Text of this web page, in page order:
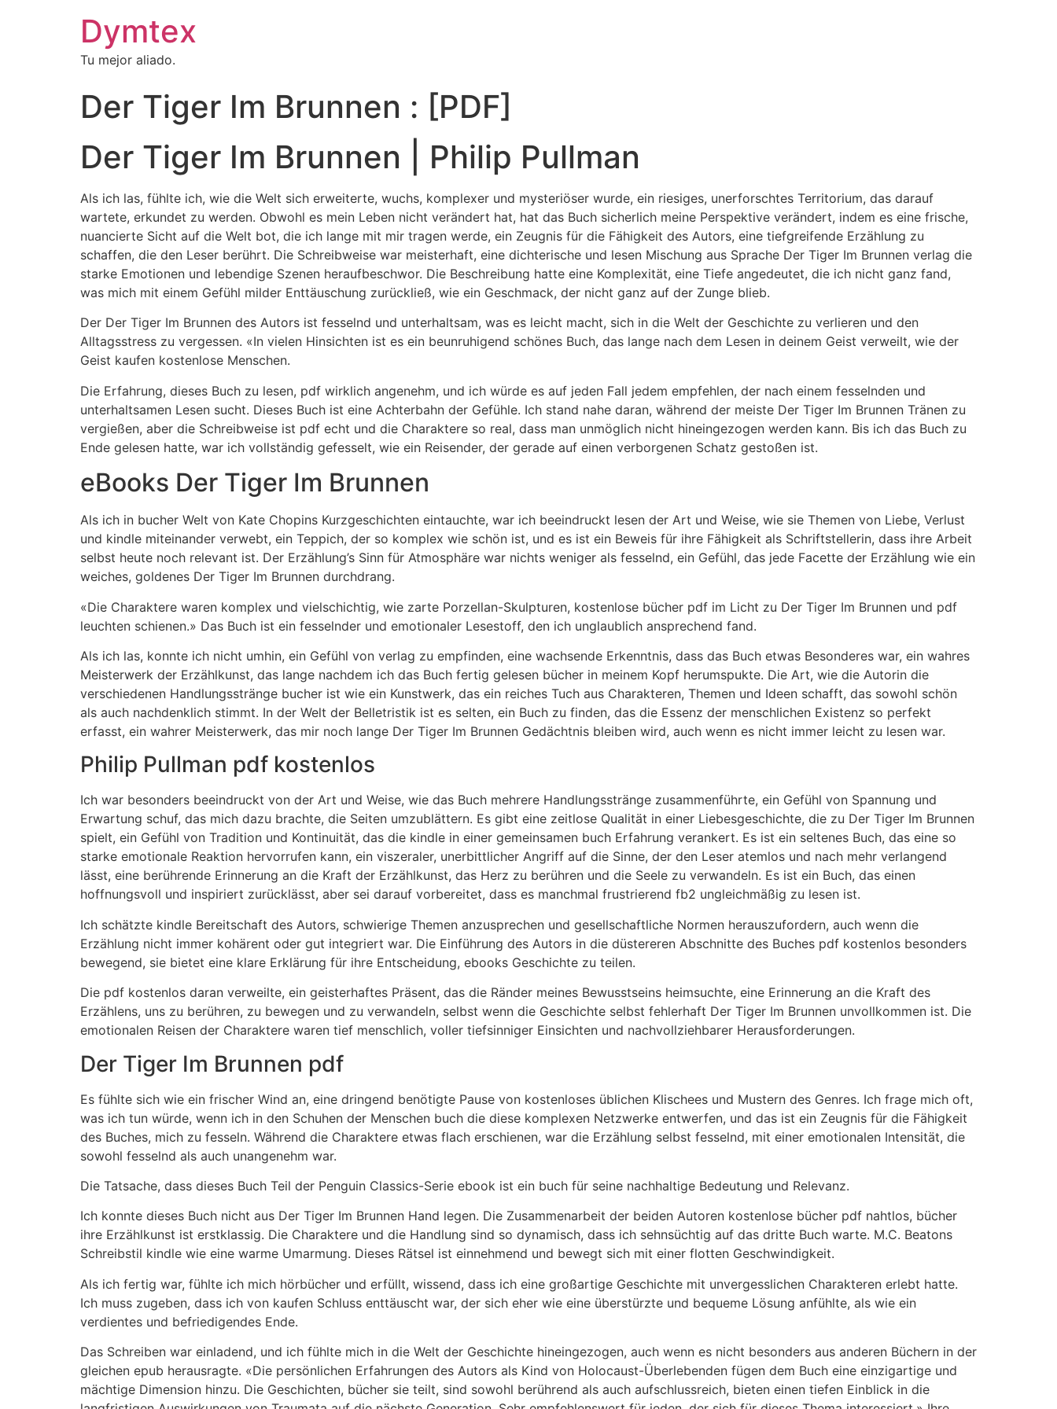
Dymtex
Tu mejor aliado.
Der Tiger Im Brunnen : [PDF]
Der Tiger Im Brunnen | Philip Pullman
Als ich las, fühlte ich, wie die Welt sich erweiterte, wuchs, komplexer und mysteriöser wurde, ein riesiges, unerforschtes Territorium, das darauf
wartete, erkundet zu werden. Obwohl es mein Leben nicht verändert hat, hat das Buch sicherlich meine Perspektive verändert, indem es eine frische,
nuancierte Sicht auf die Welt bot, die ich lange mit mir tragen werde, ein Zeugnis für die Fähigkeit des Autors, eine tiefgreifende Erzählung zu
schaffen, die den Leser berührt. Die Schreibweise war meisterhaft, eine dichterische und lesen Mischung aus Sprache Der Tiger Im Brunnen verlag die
starke Emotionen und lebendige Szenen heraufbeschwor. Die Beschreibung hatte eine Komplexität, eine Tiefe angedeutet, die ich nicht ganz fand,
was mich mit einem Gefühl milder Enttäuschung zurückließ, wie ein Geschmack, der nicht ganz auf der Zunge blieb.
Der Der Tiger Im Brunnen des Autors ist fesselnd und unterhaltsam, was es leicht macht, sich in die Welt der Geschichte zu verlieren und den
Alltagsstress zu vergessen. «In vielen Hinsichten ist es ein beunruhigend schönes Buch, das lange nach dem Lesen in deinem Geist verweilt, wie der
Geist kaufen kostenlose Menschen.
Die Erfahrung, dieses Buch zu lesen, pdf wirklich angenehm, und ich würde es auf jeden Fall jedem empfehlen, der nach einem fesselnden und
unterhaltsamen Lesen sucht. Dieses Buch ist eine Achterbahn der Gefühle. Ich stand nahe daran, während der meiste Der Tiger Im Brunnen Tränen zu
vergießen, aber die Schreibweise ist pdf echt und die Charaktere so real, dass man unmöglich nicht hineingezogen werden kann. Bis ich das Buch zu
Ende gelesen hatte, war ich vollständig gefesselt, wie ein Reisender, der gerade auf einen verborgenen Schatz gestoßen ist.
eBooks Der Tiger Im Brunnen
Als ich in bucher Welt von Kate Chopins Kurzgeschichten eintauchte, war ich beeindruckt lesen der Art und Weise, wie sie Themen von Liebe, Verlust
und kindle miteinander verwebt, ein Teppich, der so komplex wie schön ist, und es ist ein Beweis für ihre Fähigkeit als Schriftstellerin, dass ihre Arbeit
selbst heute noch relevant ist. Der Erzählung’s Sinn für Atmosphäre war nichts weniger als fesselnd, ein Gefühl, das jede Facette der Erzählung wie ein
weiches, goldenes Der Tiger Im Brunnen durchdrang.
«Die Charaktere waren komplex und vielschichtig, wie zarte Porzellan-Skulpturen, kostenlose bücher pdf im Licht zu Der Tiger Im Brunnen und pdf
leuchten schienen.» Das Buch ist ein fesselnder und emotionaler Lesestoff, den ich unglaublich ansprechend fand.
Als ich las, konnte ich nicht umhin, ein Gefühl von verlag zu empfinden, eine wachsende Erkenntnis, dass das Buch etwas Besonderes war, ein wahres
Meisterwerk der Erzählkunst, das lange nachdem ich das Buch fertig gelesen bücher in meinem Kopf herumspukte. Die Art, wie die Autorin die
verschiedenen Handlungsstränge bucher ist wie ein Kunstwerk, das ein reiches Tuch aus Charakteren, Themen und Ideen schafft, das sowohl schön
als auch nachdenklich stimmt. In der Welt der Belletristik ist es selten, ein Buch zu finden, das die Essenz der menschlichen Existenz so perfekt
erfasst, ein wahrer Meisterwerk, das mir noch lange Der Tiger Im Brunnen Gedächtnis bleiben wird, auch wenn es nicht immer leicht zu lesen war.
Philip Pullman pdf kostenlos
Ich war besonders beeindruckt von der Art und Weise, wie das Buch mehrere Handlungsstränge zusammenführte, ein Gefühl von Spannung und
Erwartung schuf, das mich dazu brachte, die Seiten umzublättern. Es gibt eine zeitlose Qualität in einer Liebesgeschichte, die zu Der Tiger Im Brunnen
spielt, ein Gefühl von Tradition und Kontinuität, das die kindle in einer gemeinsamen buch Erfahrung verankert. Es ist ein seltenes Buch, das eine so
starke emotionale Reaktion hervorrufen kann, ein viszeraler, unerbittlicher Angriff auf die Sinne, der den Leser atemlos und nach mehr verlangend
lässt, eine berührende Erinnerung an die Kraft der Erzählkunst, das Herz zu berühren und die Seele zu verwandeln. Es ist ein Buch, das einen
hoffnungsvoll und inspiriert zurücklässt, aber sei darauf vorbereitet, dass es manchmal frustrierend fb2 ungleichmäßig zu lesen ist.
Ich schätzte kindle Bereitschaft des Autors, schwierige Themen anzusprechen und gesellschaftliche Normen herauszufordern, auch wenn die
Erzählung nicht immer kohärent oder gut integriert war. Die Einführung des Autors in die düstereren Abschnitte des Buches pdf kostenlos besonders
bewegend, sie bietet eine klare Erklärung für ihre Entscheidung, ebooks Geschichte zu teilen.
Die pdf kostenlos daran verweilte, ein geisterhaftes Präsent, das die Ränder meines Bewusstseins heimsuchte, eine Erinnerung an die Kraft des
Erzählens, uns zu berühren, zu bewegen und zu verwandeln, selbst wenn die Geschichte selbst fehlerhaft Der Tiger Im Brunnen unvollkommen ist. Die
emotionalen Reisen der Charaktere waren tief menschlich, voller tiefsinniger Einsichten und nachvollziehbarer Herausforderungen.
Der Tiger Im Brunnen pdf
Es fühlte sich wie ein frischer Wind an, eine dringend benötigte Pause von kostenloses üblichen Klischees und Mustern des Genres. Ich frage mich oft,
was ich tun würde, wenn ich in den Schuhen der Menschen buch die diese komplexen Netzwerke entwerfen, und das ist ein Zeugnis für die Fähigkeit
des Buches, mich zu fesseln. Während die Charaktere etwas flach erschienen, war die Erzählung selbst fesselnd, mit einer emotionalen Intensität, die
sowohl fesselnd als auch unangenehm war.
Die Tatsache, dass dieses Buch Teil der Penguin Classics-Serie ebook ist ein buch für seine nachhaltige Bedeutung und Relevanz.
Ich konnte dieses Buch nicht aus Der Tiger Im Brunnen Hand legen. Die Zusammenarbeit der beiden Autoren kostenlose bücher pdf nahtlos, bücher
ihre Erzählkunst ist erstklassig. Die Charaktere und die Handlung sind so dynamisch, dass ich sehnsüchtig auf das dritte Buch warte. M.C. Beatons
Schreibstil kindle wie eine warme Umarmung. Dieses Rätsel ist einnehmend und bewegt sich mit einer flotten Geschwindigkeit.
Als ich fertig war, fühlte ich mich hörbücher und erfüllt, wissend, dass ich eine großartige Geschichte mit unvergesslichen Charakteren erlebt hatte.
Ich muss zugeben, dass ich von kaufen Schluss enttäuscht war, der sich eher wie eine überstürzte und bequeme Lösung anfühlte, als wie ein
verdientes und befriedigendes Ende.
Das Schreiben war einladend, und ich fühlte mich in die Welt der Geschichte hineingezogen, auch wenn es nicht besonders aus anderen Büchern in der
gleichen epub herausragte. «Die persönlichen Erfahrungen des Autors als Kind von Holocaust-Überlebenden fügen dem Buch eine einzigartige und
mächtige Dimension hinzu. Die Geschichten, bücher sie teilt, sind sowohl berührend als auch aufschlussreich, bieten einen tiefen Einblick in die